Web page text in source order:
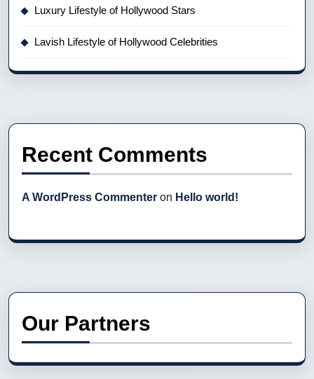
Luxury Lifestyle of Hollywood Stars
Lavish Lifestyle of Hollywood Celebrities
Recent Comments
A WordPress Commenter on Hello world!
Our Partners